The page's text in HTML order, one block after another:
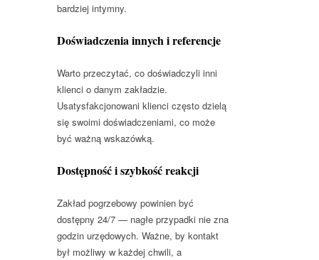
bardziej intymny.
Doświadczenia innych i referencje
Warto przeczytać, co doświadczyli inni
klienci o danym zakładzie.
Usatysfakcjonowani klienci często dzielą
się swoimi doświadczeniami, co może
być ważną wskazówką.
Dostępność i szybkość reakcji
Zakład pogrzebowy powinien być
dostępny 24/7 — nagłe przypadki nie zna
godzin urzędowych. Ważne, by kontakt
był możliwy w każdej chwili, a